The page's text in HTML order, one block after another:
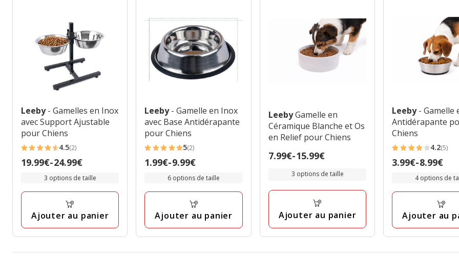
Leeby- Gamelles en Inox
avec Support Ajustable
pour Chiens
4.5
étoiles
2
4.5(2)
Prix
à
24.99€
19.99€-24.99€
3 options de taille
Ajouter au panier
Leeby- Gamelle en Inox
avec Base Antidérapante
pour Chiens
5
étoiles
2
5(2)
Prix
à
9.99€
1.99€-9.99€
6 options de taille
Ajouter au panier
LeebyGamelle en
Céramique Blanche et Os
en Relief pour Chiens
Prix
à
7.99€-15.99€
3 options de taille
Ajouter au panier
Leeby- Gamelle
Antidérapante
Chiens
4.2
étoiles
5
4.2(5)
Prix
à
8.99€
3.99€-8.99€
4 options de
Ajouter au